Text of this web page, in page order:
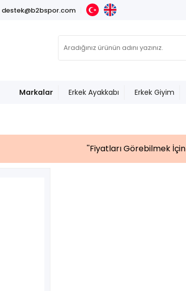
destek@b2bspor.com
Markalar Erkek Ayakkabı Erkek Giyim
''Fiyatları Görebilmek İçin